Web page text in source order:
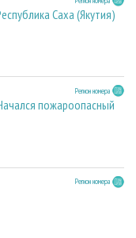
Саха (Якутия)
Регион номера
пожароопасный
Регион номера